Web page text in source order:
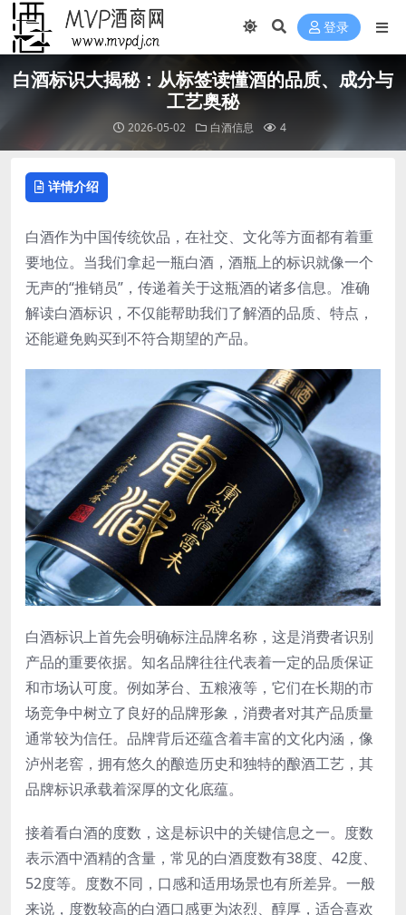
登录
白酒标识大揭秘：从标签读懂酒的品质、成分与
工艺奥秘
2026-05-02 白酒信息 4
详情介绍
白酒作为中国传统饮品，在社交、文化等方面都有着重
要地位。当我们拿起一瓶白酒，酒瓶上的标识就像一个
无声的“推销员”，传递着关于这瓶酒的诸多信息。准确
解读白酒标识，不仅能帮助我们了解酒的品质、特点，
还能避免购买到不符合期望的产品。
白酒标识上首先会明确标注品牌名称，这是消费者识别
产品的重要依据。知名品牌往往代表着一定的品质保证
和市场认可度。例如茅台、五粮液等，它们在长期的市
场竞争中树立了良好的品牌形象，消费者对其产品质量
通常较为信任。品牌背后还蕴含着丰富的文化内涵，像
泸州老窖，拥有悠久的酿造历史和独特的酿酒工艺，其
品牌标识承载着深厚的文化底蕴。
接着看白酒的度数，这是标识中的关键信息之一。度数
表示酒中酒精的含量，常见的白酒度数有38度、42度、
52度等。度数不同，口感和适用场景也有所差异。一般
来说，度数较高的白酒口感更为浓烈、醇厚，适合喜欢